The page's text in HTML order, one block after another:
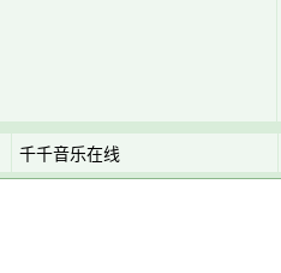
千千音乐在线